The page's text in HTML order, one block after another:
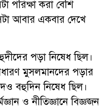
পরিক্ষা করা বেশি
আবার একবার দেখে
পড়া নিষেধ ছিল।
মুসলমানদের পড়ার
বহুদিন নিষেধ ছিল।
ও নীতিজ্ঞানে বিজ্ঞজন